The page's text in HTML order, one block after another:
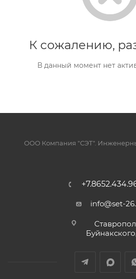
К сожалению,
В данный момент нет
ООО Компания "СЭТ".
info@set-